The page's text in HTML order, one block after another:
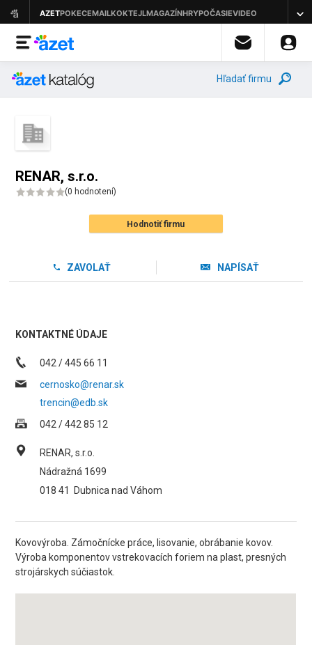
Hľadať firmu
RENAR, s.r.o.
(0 hodnotení)
Hodnotiť firmu
ZAVOLAŤ NAPÍSAŤ
KONTAKTNÉ ÚDAJE
042 / 445 66 11
cernosko@renar.sk
trencin@edb.sk
042 / 442 85 12
RENAR, s.r.o.
Nádražná 1699
018 41
Dubnica nad Váhom
Kovovýroba. Zámočnícke práce, lisovanie, obrábanie kovov.
Výroba komponentov vstrekovacích foriem na plast, presných
strojárskych súčiastok.